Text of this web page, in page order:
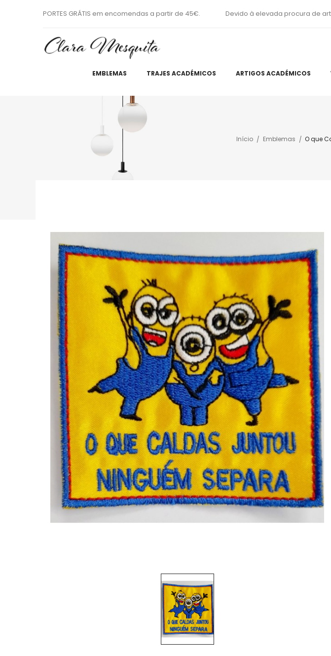
PORTES GRÁTIS em encomendas a partir de 45€. Devido à elevada procura de
EMBLEMAS TRAJES ACADÉMICOS ARTIGOS ACADÉMICOS
Início Emblemas O que